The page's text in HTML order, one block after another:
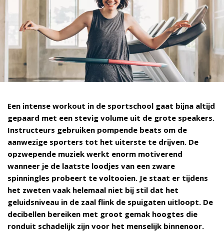
Een intense workout in de sportschool gaat bijna altijd
gepaard met een stevig volume uit de grote speakers.
Instructeurs gebruiken pompende beats om de
aanwezige sporters tot het uiterste te drijven. De
opzwepende muziek werkt enorm motiverend
wanneer je de laatste loodjes van een zware
spinningles probeert te voltooien. Je staat er tijdens
het zweten vaak helemaal niet bij stil dat het
geluidsniveau in de zaal flink de spuigaten uitloopt. De
decibellen bereiken met groot gemak hoogtes die
ronduit schadelijk zijn voor het menselijk binnenoor.